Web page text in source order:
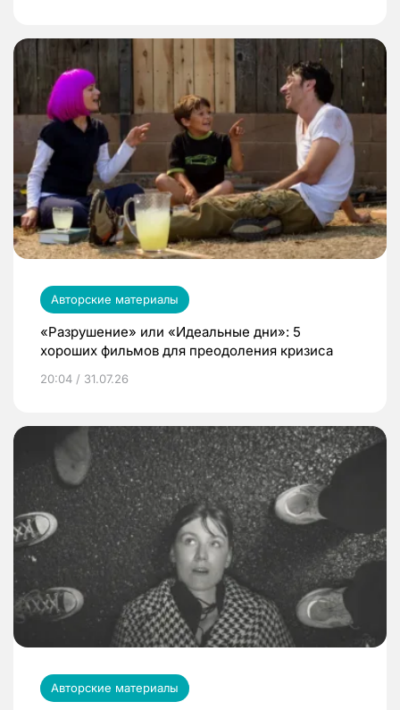
Авторские материалы
«Разрушение» или «Идеальные дни»: 5
хороших фильмов для преодоления кризиса
20:04 / 31.07.26
Авторские материалы